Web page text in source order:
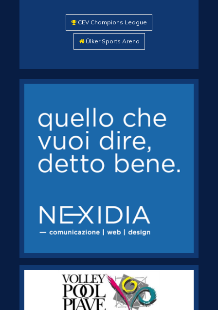
CEV Champions League
Ülker Sports Arena